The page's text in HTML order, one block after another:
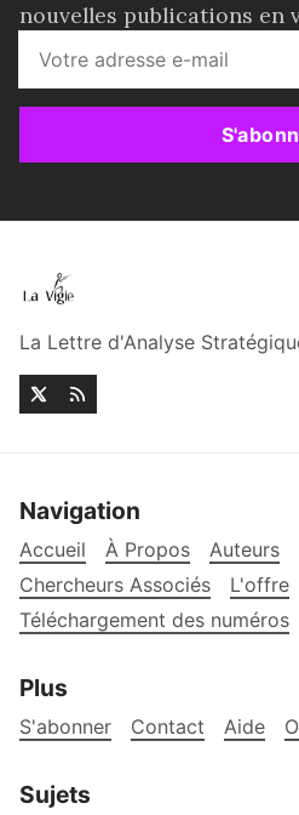
nouvelles publications en
La Lettre d'Analyse
Navigation
Accueil À Propos Auteurs
Chercheurs Associés
L'offre
Téléchargement des numéros
Plus
S'abonner Contact Aide
Sujets